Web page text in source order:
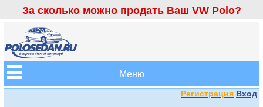
За сколько можно продать Ваш VW Polo?
Меню
Регистрация Вход